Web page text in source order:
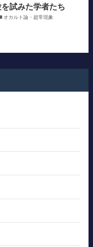
試みた学者たち
オカルト論・超常現象